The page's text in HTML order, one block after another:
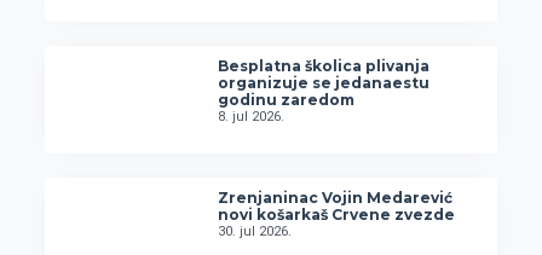
Besplatna školica plivanja
organizuje se jedanaestu
godinu zaredom
8. jul 2026.
Zrenjaninac Vojin Medarević
novi košarkaš Crvene zvezde
30. jul 2026.